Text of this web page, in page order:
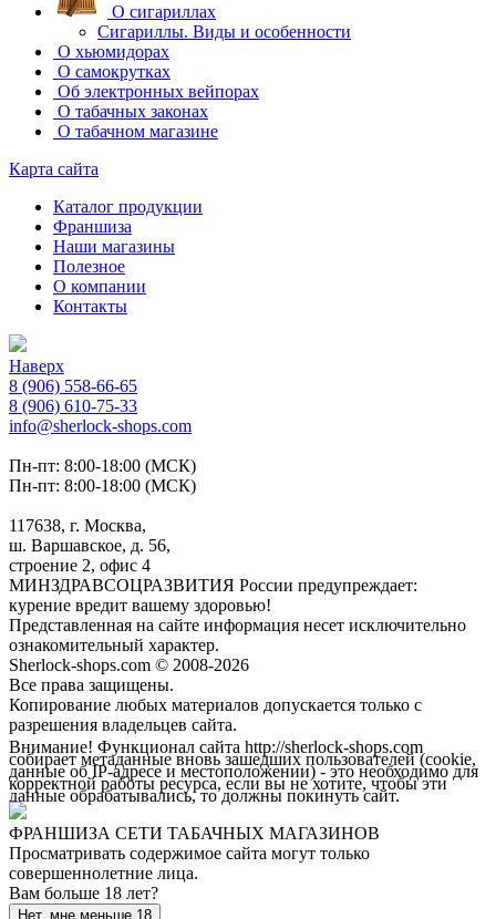
О сигариллах
Сигариллы. Виды и особенности
О хьюмидорах
О самокрутках
Об электронных вейпорах
О табачных законах
О табачном магазине
Карта сайта
Каталог продукции
Франшиза
Наши магазины
Полезное
О компании
Контакты
Наверх
8 (906) 558-66-65
8 (906) 610-75-33
info@sherlock-shops.com
Пн-пт: 8:00-18:00 (МСК)
Пн-пт: 8:00-18:00 (МСК)
117638, г. Москва,
ш. Варшавское, д. 56,
строение 2, офис 4
МИНЗДРАВСОЦРАЗВИТИЯ России предупреждает:
курение вредит вашему здоровью!
Представленная на сайте информация несет исключительно
ознакомительный характер.
Sherlock-shops.com © 2008-2026
Все права защищены.
Копирование любых материалов допускается только с
разрешения владельцев сайта.
Внимание! Функционал сайта http://sherlock-shops.com
собирает метаданные вновь зашедших пользователей (cookie,
данные об IP-адресе и местоположении) - это необходимо для
корректной работы ресурса, если вы не хотите, чтобы эти
данные обрабатывались, то должны покинуть сайт.
ФРАНШИЗА СЕТИ ТАБАЧНЫХ МАГАЗИНОВ
Просматривать содержимое сайта могут только
совершеннолетние лица.
Вам больше 18 лет?
Нет, мне меньше 18